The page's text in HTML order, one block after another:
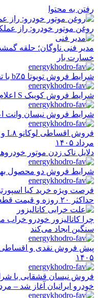
رفتن به محتوا
روغن موتور خودرو: راز
مدیر فنی ناوگان؛ حلقه
خسارت بار
شرایط فروش تویوتا bZ۵ با تحویل ۷ روزه اعلام شد – مرداد ۱۴۰۵
شرایط فروش کوییک S اعلام شد – مرداد ۱۴۰۵
شرایط فروش نیسان وانت
مرداد ۱۴۰۵
دلایل ناک زدن موتور
شرایط فروش دو محصول بهمن
حداکثر ۲۰ روزه و قیمت قطعی
سنگین ایجاد می‌کند
۱۴۰۵
فروش نیسان قشقایی با
خودرو ایرانیان آغاز شد – مرداد